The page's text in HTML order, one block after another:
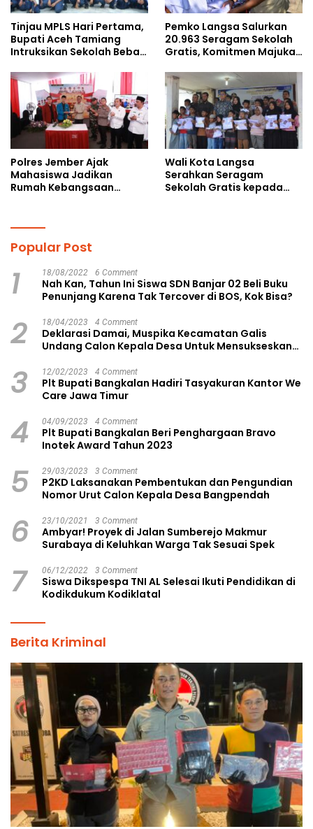
Tinjau MPLS Hari Pertama,
Bupati Aceh Tamiang
Intruksikan Sekolah Bebas
Pemko Langsa Salurkan
20.963 Seragam Sekolah
Gratis, Komitmen Majukan
Polres Jember Ajak
Mahasiswa Jadikan
Rumah Kebangsaan
Wali Kota Langsa
Serahkan Seragam
Sekolah Gratis kepada
Popular Post
1 18/08/2022 6 Comment
Nah Kan, Tahun Ini Siswa SDN Banjar 02 Beli Buku
Penunjang Karena Tak Tercover di BOS, Kok Bisa?
2 18/04/2023 4 Comment
Deklarasi Damai, Muspika Kecamatan Galis
Undang Calon Kepala Desa Untuk Mensukseskan
3 12/02/2023 4 Comment
Plt Bupati Bangkalan Hadiri Tasyakuran Kantor We
Care Jawa Timur
4 04/09/2023 4 Comment
Plt Bupati Bangkalan Beri Penghargaan Bravo
Inotek Award Tahun 2023
5 29/03/2023 3 Comment
P2KD Laksanakan Pembentukan dan Pengundian
Nomor Urut Calon Kepala Desa Bangpendah
6 23/10/2021 3 Comment
Ambyar! Proyek di Jalan Sumberejo Makmur
Surabaya di Keluhkan Warga Tak Sesuai Spek
7 06/12/2022 3 Comment
Siswa Dikspespa TNI AL Selesai Ikuti Pendidikan di
Kodikdukum Kodiklatal
Berita Kriminal